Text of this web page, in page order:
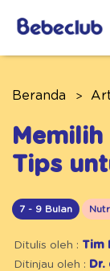
Beranda
Memilih
Tips
7 - 9 Bulan
Ditulis oleh : Tim
Ditinjau oleh : Dr.